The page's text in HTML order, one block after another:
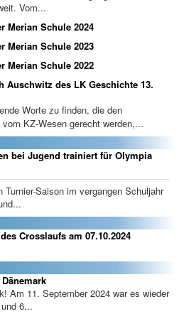
Vom...
Merian Schule 2024
Merian Schule 2023
Merian Schule 2022
Auschwitz des LK Geschichte 13.
Worte zu finden, die den
KZ-Wesen gerecht werden,...
bei Jugend trainiert für Olympia
Turnier-Saison im vergangen Schuljahr
Crosslaufs am 07.10.2024
Am 11. September 2024 war es wieder
6...